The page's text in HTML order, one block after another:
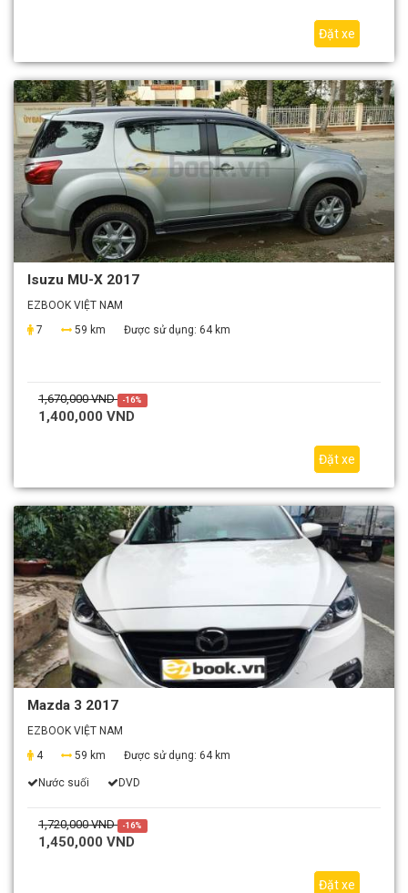
Đặt xe
Isuzu MU-X 2017
EZBOOK VIỆT NAM
7
59 km Được sử dụng: 64 km
1,670,000 VND -16%
1,400,000 VND
Đặt xe
Mazda 3 2017
EZBOOK VIỆT NAM
4
59 km Được sử dụng: 64 km
Nước suối DVD
1,720,000 VND -16%
1,450,000 VND
Đặt xe